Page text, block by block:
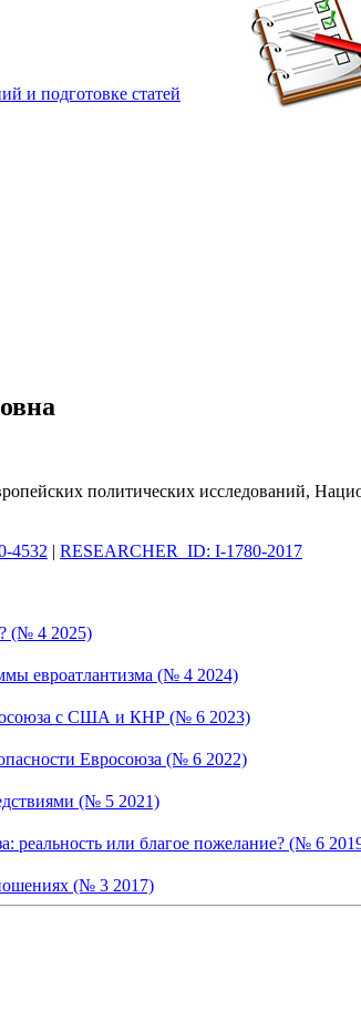
и подготовке статей
политических исследований,
4532 | RESEARCHER_ID: I-1780-2017
(№ 4 2025)
евроатлантизма (№ 4 2024)
с США и КНР (№ 6 2023)
Евросоюза (№ 6 2022)
(№ 5 2021)
реальность или благое пожелание? (№ 6
(№ 3 2017)